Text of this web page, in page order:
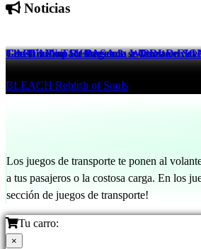
Noticias
The Division Resurgence se lanza en
Tom Clancy's The Division Resurgence
Genshin Impact Presenta a Odette en
Genshin Impact 22 hrs ago
CAPTAIN TSUBASA 2: WORLD
BLEACH Rebirth of Souls
Los juegos de transporte te ponen al
a tus pasajeros o la costosa carga. En los
sección de juegos de transporte!
Tu carro:
×